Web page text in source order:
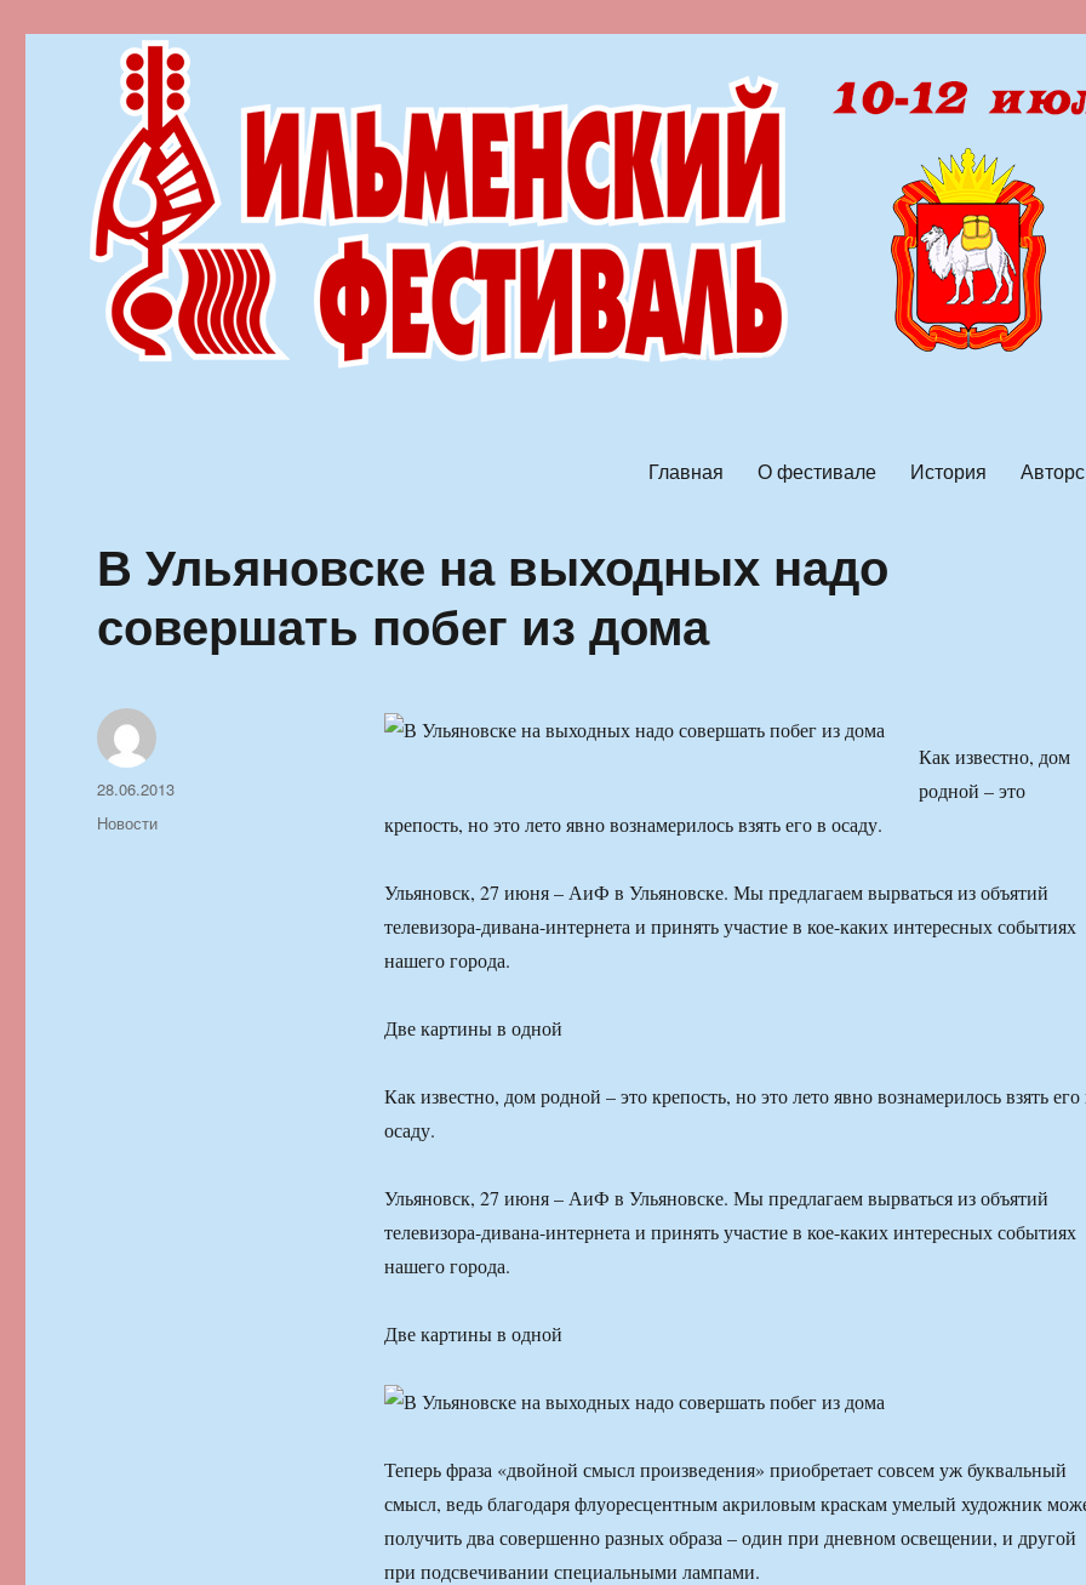
Главная О фестивале История
В Ульяновске на выходных надо
совершать побег из дома
Как известно, дом
родной – это
крепость, но это лето явно вознамерилось взять его в осаду.
Ульяновск, 27 июня – АиФ в Ульяновске. Мы предлагаем вырваться из объятий
телевизора-дивана-интернета и принять участие в кое-каких интересных событиях
нашего города.
Две картины в одной
Как известно, дом родной – это крепость, но это лето явно вознамерилось взять его
осаду.
Ульяновск, 27 июня – АиФ в Ульяновске. Мы предлагаем вырваться из объятий
телевизора-дивана-интернета и принять участие в кое-каких интересных событиях
нашего города.
Две картины в одной
Теперь фраза «двойной смысл произведения» приобретает совсем уж буквальный
смысл, ведь благодаря флуоресцентным акриловым краскам умелый художник
получить два совершенно разных образа – один при дневном освещении, и другой
при подсвечивании специальными лампами.
Автор
Опубликовано
28.06.2013
Рубрики
Новости